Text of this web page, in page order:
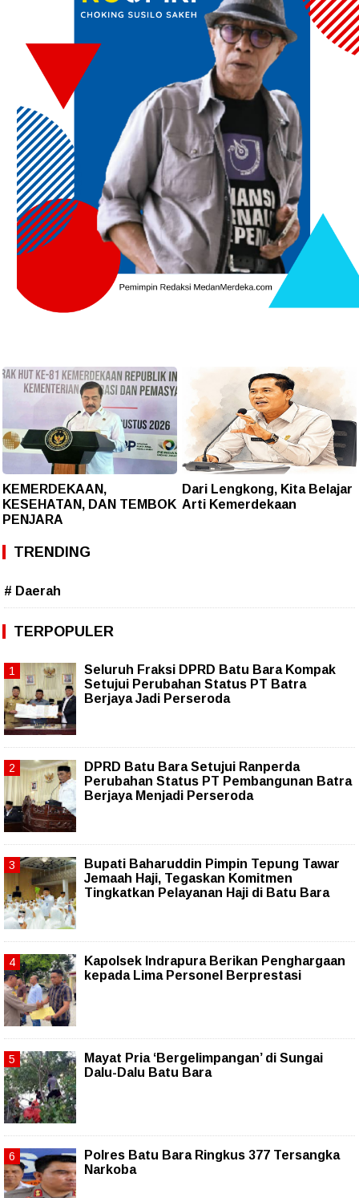
KEMERDEKAAN,
KESEHATAN, DAN TEMBOK
PENJARA
Dari Lengkong, Kita Belajar
Arti Kemerdekaan
TRENDING
# Daerah
TERPOPULER
Seluruh Fraksi DPRD Batu Bara Kompak
Setujui Perubahan Status PT Batra
Berjaya Jadi Perseroda
DPRD Batu Bara Setujui Ranperda
Perubahan Status PT Pembangunan Batra
Berjaya Menjadi Perseroda
Bupati Baharuddin Pimpin Tepung Tawar
Jemaah Haji, Tegaskan Komitmen
Tingkatkan Pelayanan Haji di Batu Bara
Kapolsek Indrapura Berikan Penghargaan
kepada Lima Personel Berprestasi
Mayat Pria ‘Bergelimpangan’ di Sungai
Dalu-Dalu Batu Bara
Polres Batu Bara Ringkus 377 Tersangka
Narkoba